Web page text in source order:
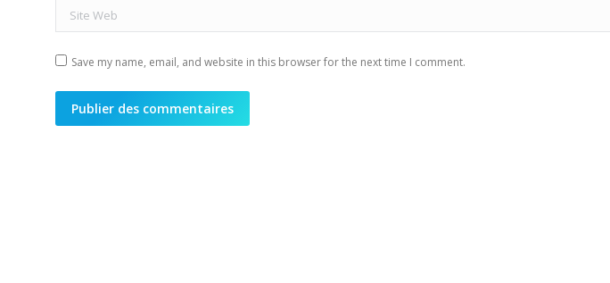
Site Web
Save my name, email, and website in this browser for the next time I comment.
Publier des commentaires